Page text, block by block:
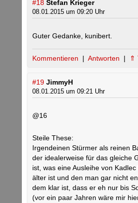
#18 Stefan Krieger
08.01.2015 um 09:20 Uhr
Guter Gedanke, kunibert.
Kommentieren | Antworten | ⇑
#19 JimmyH
08.01.2015 um 09:21 Uhr
@16
Steile These:
Irgendeinen Stürmer als reinen
der idealerweise für das gleiche
ist, was eine Ausleihe von
älter ist und den man gar nicht
dem klar ist, dass er eh nur bis
(vor ein paar Jahren wäre mir